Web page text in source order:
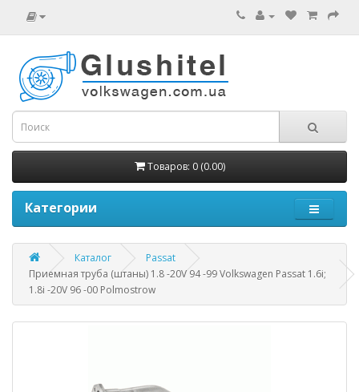
Товаров: 0 (0.00)
Категории
Каталог
Passat
Приемная труба (штаны) 1.8 -20V 94 -99 Volkswagen Passat 1.6i;
1.8i -20V 96 -00 Polmostrow